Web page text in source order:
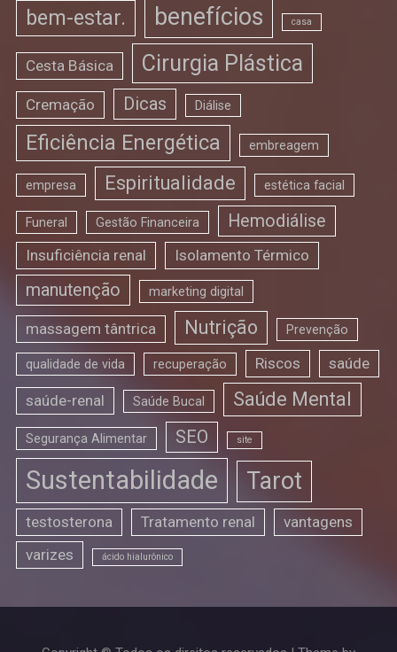
bem-estar. benefícios casa
Cesta Básica Cirurgia Plástica
Cremação Dicas Diálise
Eficiência Energética embreagem
empresa Espiritualidade estética facial
Funeral Gestão Financeira Hemodiálise
Insuficiência renal Isolamento Térmico
manutenção marketing digital
massagem tântrica Nutrição Prevenção
qualidade de vida recuperação Riscos saúde
saúde-renal Saúde Bucal Saúde Mental
Segurança Alimentar SEO site
Sustentabilidade Tarot
testosterona Tratamento renal
vantagens
varizes
ácido hialurônico